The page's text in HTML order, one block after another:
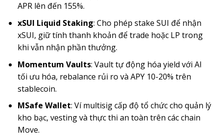
APR lên đến 155%.
xSUI Liquid Staking: Cho phép stake SUI để nhận
xSUI, giữ tính thanh khoản để trade hoặc LP trong
khi vẫn nhận phần thưởng.
Momentum Vaults: Vault tự động hóa yield với AI
tối ưu hóa, rebalance rủi ro và APY 10-20% trên
stablecoin.
MSafe Wallet: Ví multisig cấp độ tổ chức cho quản lý
kho bạc, vesting và thực thi an toàn trên các chain
Move.